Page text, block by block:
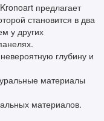
предлагает
становится в два
у других
глубину и
материалы
материалов.